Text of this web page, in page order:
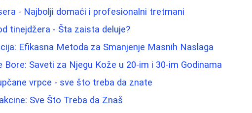
- Najbolji domaći i profesionalni tretmani
tinejdžera - Šta zaista deluje?
Efikasna Metoda za Smanjenje Masnih Naslaga
Bore: Saveti za Njegu Kože u 20-im i 30-im Godinama
vrpce - sve što treba da znate
Sve Što Treba da Znaš